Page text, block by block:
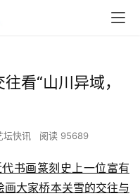
看“山川异域，
坛快讯 阅读 95689
书画篆刻史上一位富有
大家桥本关雪的交往与